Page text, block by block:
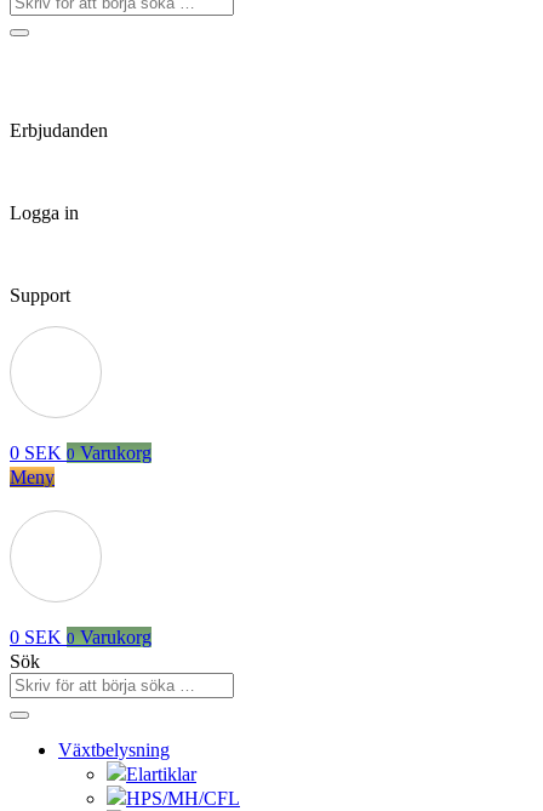
Erbjudanden
Logga in
Support
0 SEK 0 Varukorg
Meny
0 SEK 0 Varukorg
Sök
Växtbelysning
Elartiklar
HPS/MH/CFL